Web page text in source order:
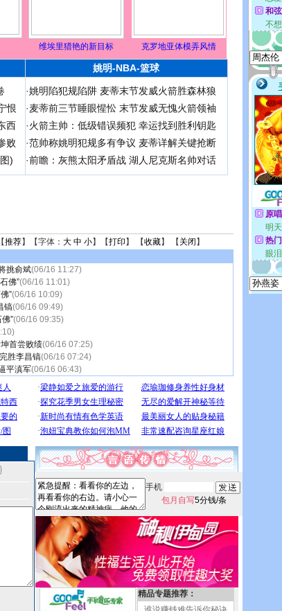
维埃里猎艳的新目标 克罗地亚体模弄风情
姚明-NBA-篮球
恨
西
败
)
·姚明陷犯规陷阱 麦蒂末节发威火箭胜森林狼
·麦蒂前三节睡眼惺忪 末节发威无愧火箭领袖
·火箭主帅：低级错误频犯 幸运找到胜利钥匙
·范帅称姚明犯规多有争议 麦蒂详解关键抢断
·前瞻：灰熊太阳矛盾战 湖人尼克斯名帅对话
推荐】【字体： 大 中 小】【打印 】 【收藏】 【 关闭 】
挑俞斌(06/16 11:27)
佛”(06/16 11:01)
”(06/16 10:09)
镐(06/16 09:49)
”(06/16 09:35)
首尝败绩(06/16 07:25)
胜李昌镐(06/16 07:24)
平滇军(06/16 06:43)
手机
包月自写5分钱/条
精品专题推荐：